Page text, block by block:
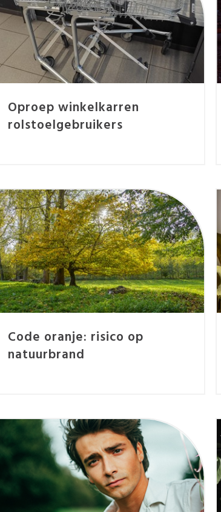
Oproep winkelkarren
rolstoelgebruikers
Code oranje: risico op
natuurbrand